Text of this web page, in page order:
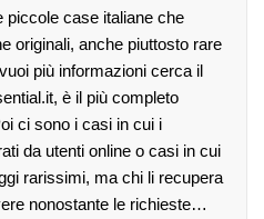
piccole case italiane che
originali, anche piuttosto rare
più informazioni cerca il
è il più completo
ci sono i casi in cui i
da utenti online o casi in cui
rarissimi, ma chi li recupera
nonostante le richieste…